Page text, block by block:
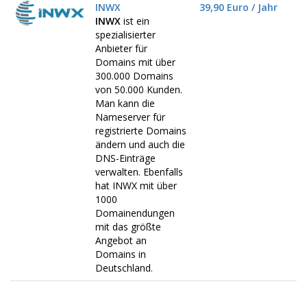
INWX
INWX ist ein
spezialisierter
Anbieter für
Domains mit über
300.000 Domains
von 50.000 Kunden.
Man kann die
Nameserver für
registrierte Domains
ändern und auch die
DNS-Einträge
verwalten. Ebenfalls
hat INWX mit über
1000
Domainendungen
mit das größte
Angebot an
Domains in
Deutschland.
39,90 Euro / Jahr